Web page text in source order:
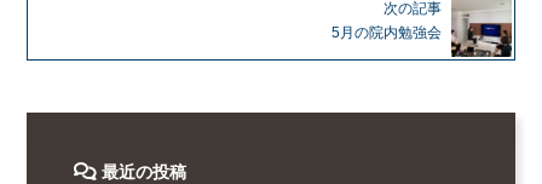
次の記事
5月の院内勉強会
最近の投稿